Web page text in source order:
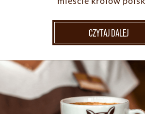
CZYTAJ DALEJ